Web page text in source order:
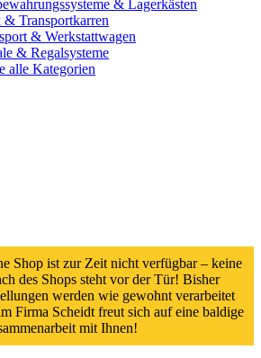
& Lagerkästen
& Transportkarren
& Werkstattwagen
& Regalsysteme
alle Kategorien
Shop ist zur Zeit nicht verfügbar – keine
des Shops steht vor der Tür! Bisher
werden wie gewohnt verarbeitet
Firma Scheidt freut sich auf eine baldige
mit Ihnen!